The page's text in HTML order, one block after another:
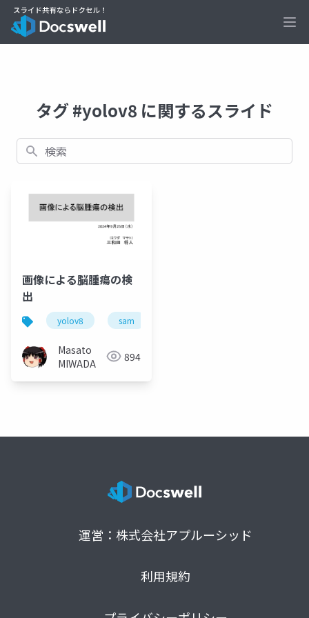
タグ #yolov8 に関するスライド
検索
画像による脳腫瘍の検
出
yolov8 sam
Masato
MIWADA
894
運営：株式会社アプルーシッド
利用規約